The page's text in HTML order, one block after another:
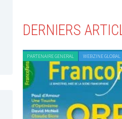
DERNIERS
PARTENAIRE GENERAL WEBZINE GLOBAL